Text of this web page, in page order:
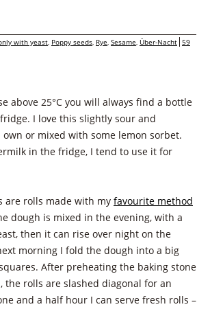
with yeast, Poppy seeds, Rye, Sesame, Über-Nacht 59
above 25°C you will always find a bottle
I love this slightly sour and
or mixed with some lemon sorbet.
in the fridge, I tend to use it for
are rolls made with my favourite method
dough is mixed in the evening, with a
then it can rise over night on the
morning I fold the dough into a big
After preheating the baking stone
the rolls are slashed diagonal for an
and a half hour I can serve fresh rolls –